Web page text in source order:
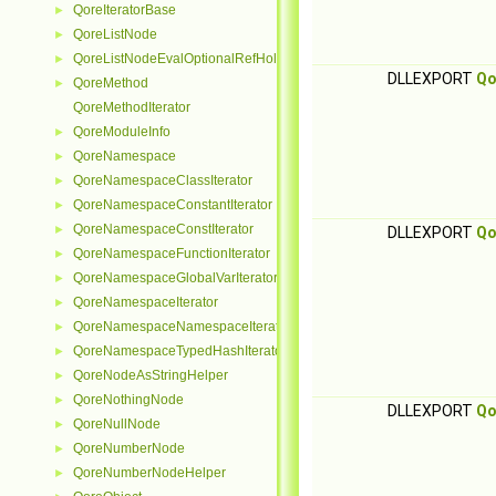
► QoreIteratorBase
► QoreListNode
► QoreListNodeEvalOptionalRefHolder
►
QoreMethod
QoreMethodIterator
► QoreModuleInfo
► QoreNamespace
► QoreNamespaceClassIterator
► QoreNamespaceConstantIterator
► QoreNamespaceConstIterator
► QoreNamespaceFunctionIterator
► QoreNamespaceGlobalVarIterator
► QoreNamespaceIterator
► QoreNamespaceNamespaceIterator
► QoreNamespaceTypedHashIterator
► QoreNodeAsStringHelper
► QoreNothingNode
► QoreNullNode
► QoreNumberNode
► QoreNumberNodeHelper
DLLEXPORT
DLLEXPORT
DLLEXPORT